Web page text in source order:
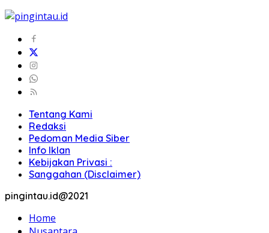
Tentang Kami
Redaksi
Pedoman Media Siber
Info Iklan
Kebijakan Privasi :
Sanggahan (Disclaimer)
pingintau.id@2021
Home